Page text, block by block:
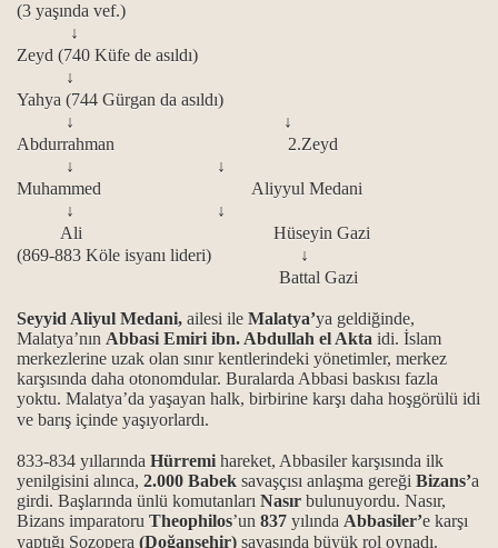
(3 yaşında vef.)
↓
Zeyd (740 Küfe de asıldı)
↓
Yahya (744 Gürgan da asıldı)
↓
↓
Abdurrahman 2.Zeyd
↓
↓
Muhammed Aliyyul Medani
↓
↓
Ali Hüseyin Gazi
(869-883 Köle isyanı lideri)
↓
Battal Gazi
Seyyid Aliyul Medani, ailesi ile Malatya’ya geldiğinde,
Malatya’nın Abbasi Emiri ibn. Abdullah el Akta idi. İslam
merkezlerine uzak olan sınır kentlerindeki yönetimler, merkez
karşısında daha otonomdular. Buralarda Abbasi baskısı fazla
yoktu. Malatya’da yaşayan halk, birbirine karşı daha hoşgörülü idi
ve barış içinde yaşıyorlardı.
833-834 yıllarında Hürremi hareket, Abbasiler karşısında ilk
yenilgisini alınca, 2.000 Babek savaşçısı anlaşma gereği Bizans’a
girdi. Başlarında ünlü komutanları Nasır bulunuyordu. Nasır,
Bizans imparatoru Theophilos’un 837 yılında Abbasiler’e karşı
yaptığı Sozopera (Doğanşehir) savaşında büyük rol oynadı.